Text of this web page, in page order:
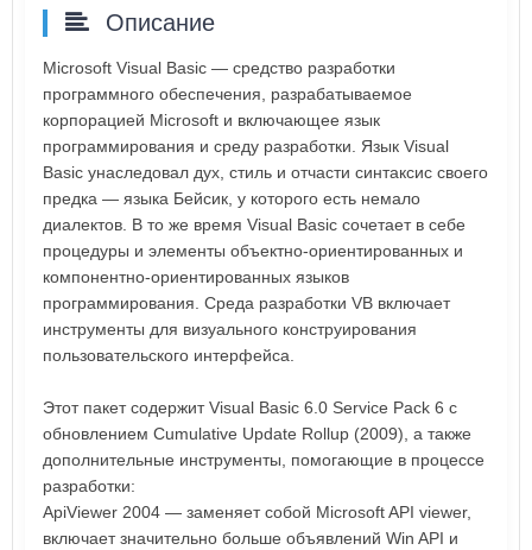
Описание
Microsoft Visual Basic — средство разработки
программного обеспечения, разрабатываемое
корпорацией Microsoft и включающее язык
программирования и среду разработки. Язык Visual
Basic унаследовал дух, стиль и отчасти синтаксис своего
предка — языка Бейсик, у которого есть немало
диалектов. В то же время Visual Basic сочетает в себе
процедуры и элементы объектно-ориентированных и
компонентно-ориентированных языков
программирования. Среда разработки VB включает
инструменты для визуального конструирования
пользовательского интерфейса.
Этот пакет содержит Visual Basic 6.0 Service Pack 6 с
обновлением Cumulative Update Rollup (2009), а также
дополнительные инструменты, помогающие в процессе
разработки:
ApiViewer 2004 — заменяет собой Microsoft API viewer,
включает значительно больше объявлений Win API и